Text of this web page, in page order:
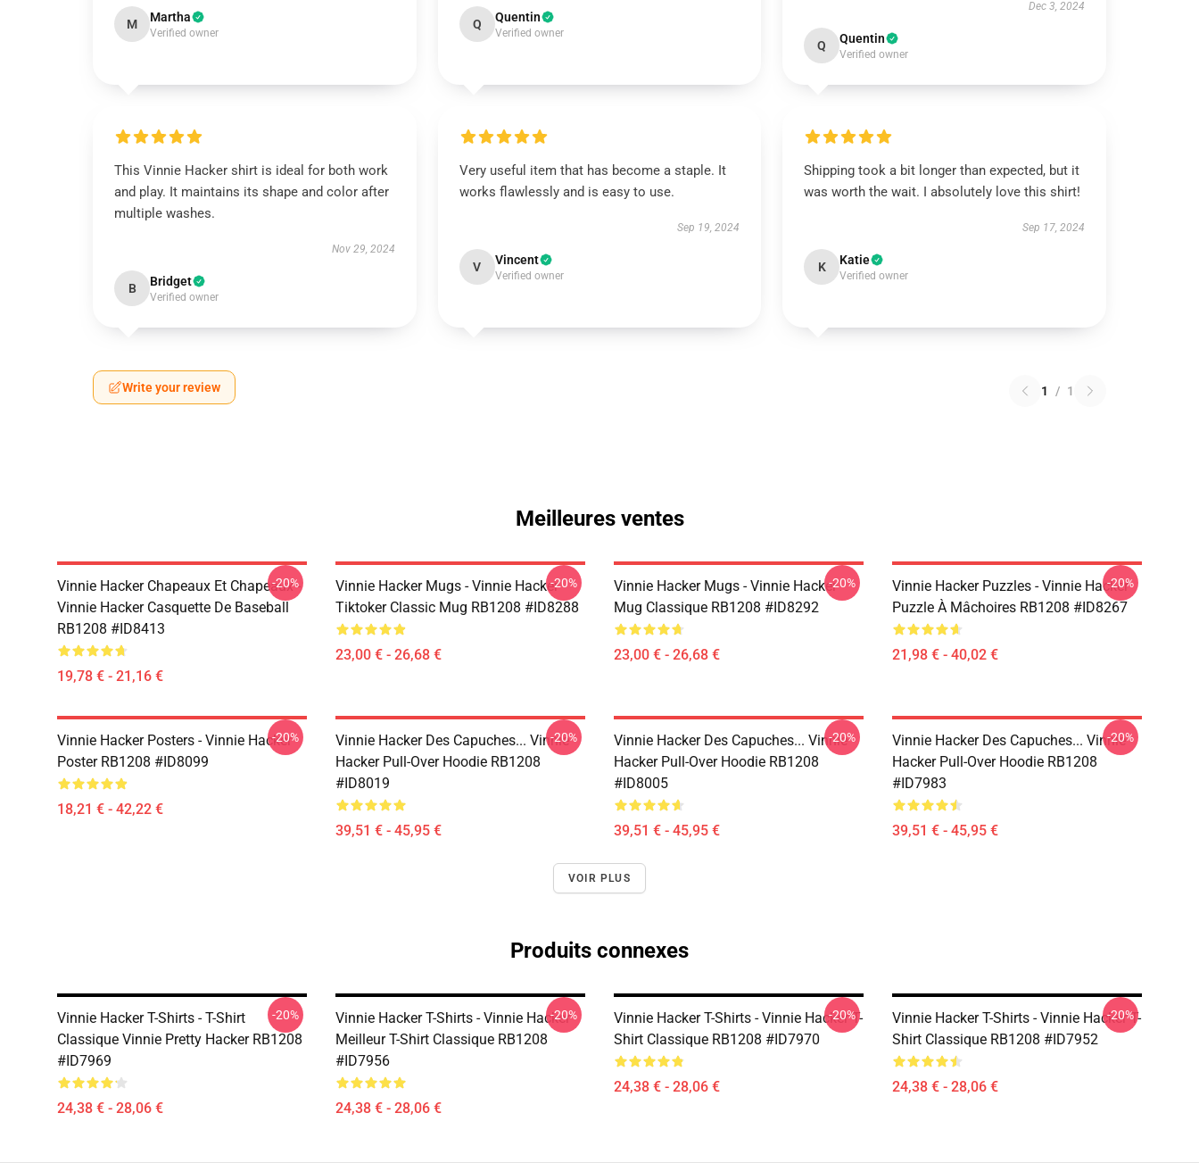
M Martha
Verified owner
Q Quentin
Verified owner
Dec 3, 2024
Q Quentin
Verified owner
This Vinnie Hacker shirt is ideal for both work
and play. It maintains its shape and color after
multiple washes.
Nov 29, 2024
B Bridget
Verified owner
Very useful item that has become a staple. It
works flawlessly and is easy to use.
Sep 19, 2024
V Vincent
Verified owner
Shipping took a bit longer than expected, but it
was worth the wait. I absolutely love this shirt!
Sep 17, 2024
K Katie
Verified owner
Write your review 1 / 1
Meilleures ventes
Vinnie Hacker Chapeaux Et Chapeaux -
Vinnie Hacker Casquette De Baseball
RB1208 #ID8413
19,78 € - 21,16 €
-20%
Vinnie Hacker Mugs - Vinnie Hacker
Tiktoker Classic Mug RB1208 #ID8288
23,00 € - 26,68 €
-20%
Vinnie Hacker Mugs - Vinnie Hacker
Mug Classique RB1208 #ID8292
23,00 € - 26,68 €
-20%
Vinnie Hacker Puzzles - Vinnie Hacker
Puzzle À Mâchoires RB1208 #ID8267
21,98 € - 40,02 €
-20%
Vinnie Hacker Posters - Vinnie Hacker
Poster RB1208 #ID8099
18,21 € - 42,22 €
-20%
Vinnie Hacker Des Capuches... Vinnie
Hacker Pull-Over Hoodie RB1208
#ID8019
39,51 € - 45,95 €
-20%
Vinnie Hacker Des Capuches... Vinnie
Hacker Pull-Over Hoodie RB1208
#ID8005
39,51 € - 45,95 €
-20%
Vinnie Hacker Des Capuches... Vinnie
Hacker Pull-Over Hoodie RB1208
#ID7983
39,51 € - 45,95 €
-20%
VOIR PLUS
Produits connexes
Vinnie Hacker T-Shirts - T-Shirt
Classique Vinnie Pretty Hacker RB1208
#ID7969
24,38 € - 28,06 €
-20%
Vinnie Hacker T-Shirts - Vinnie Hacker
Meilleur T-Shirt Classique RB1208
#ID7956
24,38 € - 28,06 €
-20%
Vinnie Hacker T-Shirts - Vinnie Hacker T-
Shirt Classique RB1208 #ID7970
24,38 € - 28,06 €
-20%
Vinnie Hacker T-Shirts - Vinnie Hacker T-
Shirt Classique RB1208 #ID7952
24,38 € - 28,06 €
-20%